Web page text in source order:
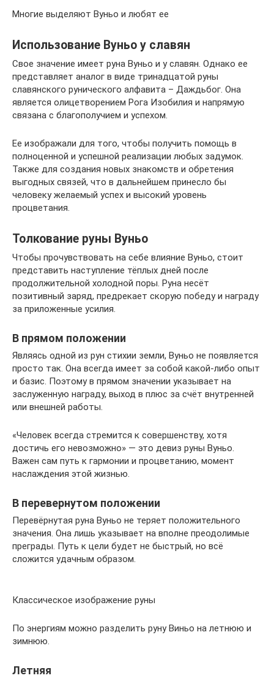
Многие выделяют Вуньо и любят ее
Использование Вуньо у славян
Свое значение имеет руна Вуньо и у славян. Однако ее
представляет аналог в виде тринадцатой руны
славянского рунического алфавита – Даждьбог. Она
является олицетворением Рога Изобилия и напрямую
связана с благополучием и успехом.
Ее изображали для того, чтобы получить помощь в
полноценной и успешной реализации любых задумок.
Также для создания новых знакомств и обретения
выгодных связей, что в дальнейшем принесло бы
человеку желаемый успех и высокий уровень
процветания.
Толкование руны Вуньо
Чтобы прочувствовать на себе влияние Вуньо, стоит
представить наступление тёплых дней после
продолжительной холодной поры. Руна несёт
позитивный заряд, предрекает скорую победу и награду
за приложенные усилия.
В прямом положении
Являясь одной из рун стихии земли, Вуньо не появляется
просто так. Она всегда имеет за собой какой-либо опыт
и базис. Поэтому в прямом значении указывает на
заслуженную награду, выход в плюс за счёт внутренней
или внешней работы.
«Человек всегда стремится к совершенству, хотя
достичь его невозможно» — это девиз руны Вуньо.
Важен сам путь к гармонии и процветанию, момент
наслаждения этой жизнью.
В перевернутом положении
Перевёрнутая руна Вуньо не теряет положительного
значения. Она лишь указывает на вполне преодолимые
преграды. Путь к цели будет не быстрый, но всё
сложится удачным образом.
Классическое изображение руны
По энергиям можно разделить руну Виньо на летнюю и
зимнюю.
Летняя